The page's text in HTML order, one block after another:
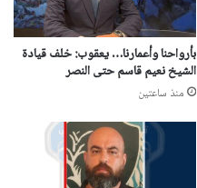
بأرواحنا وأعمارنا… يعقوب: خلف قيادة
الشيخ نعيم قاسم حتى النصر
منذ ساعتين